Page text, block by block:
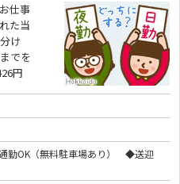
仕事
た当
け
でを
円
勤OK（無料駐車場あり） ◆送迎